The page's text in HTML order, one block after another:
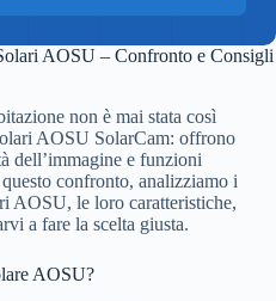
AOSU – Confronto e Consigli
non è mai stata così
AOSU SolarCam: offrono
dell’immagine e funzioni
confronto, analizziamo i
AOSU, le loro caratteristiche,
a fare la scelta giusta.
AOSU?